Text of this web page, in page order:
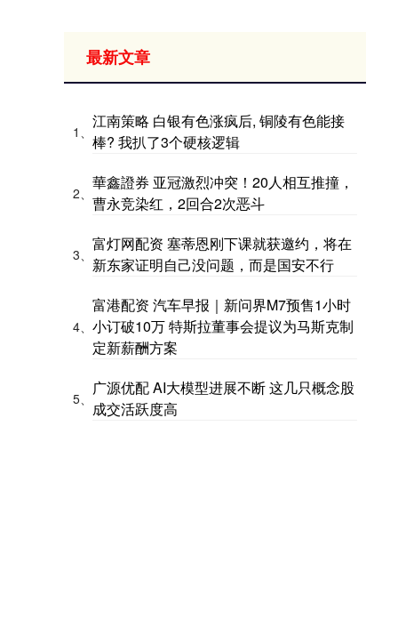
最新文章
1、
江南策略 白银有色涨疯后, 铜陵有色能接
棒? 我扒了3个硬核逻辑
2、
華鑫證券 亚冠激烈冲突！20人相互推撞，
曹永竞染红，2回合2次恶斗
3、
富灯网配资 塞蒂恩刚下课就获邀约，将在
新东家证明自己没问题，而是国安不行
4、
富港配资 汽车早报｜新问界M7预售1小时
小订破10万 特斯拉董事会提议为马斯克制
定新薪酬方案
5、
广源优配 AI大模型进展不断 这几只概念股
成交活跃度高